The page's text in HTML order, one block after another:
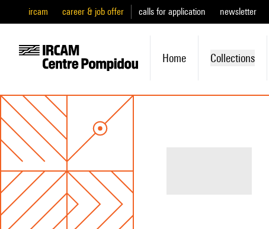
ircam career & job offer calls for application newsletter
Home Collections